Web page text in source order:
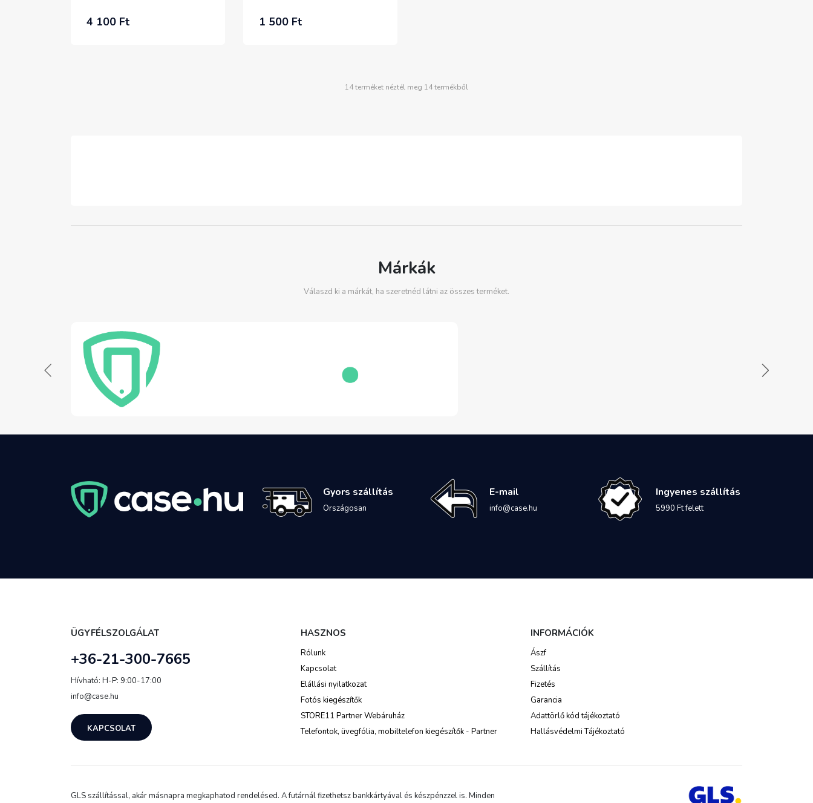
4 100 Ft 1 500 Ft
14 terméket néztél meg 14 termékből
Márkák
Válaszd ki a márkát, ha szeretnéd látni az összes terméket.
Gyors szállítás
Országosan
E-mail
info@case.hu
Ingyenes szállítás
5990 Ft felett
ÜGYFÉLSZOLGÁLAT
+36-21-300-7665
Hívható: H-P: 9:00-17:00
info@case.hu
KAPCSOLAT
HASZNOS
Rólunk
Kapcsolat
Elállási nyilatkozat
Fotós kiegészítők
STORE11 Partner Webáruház
Telefontok, üvegfólia, mobiltelefon kiegészítők - Partner
INFORMÁCIÓK
Ászf
Szállítás
Fizetés
Garancia
Adattörlő kód tájékoztató
Hallásvédelmi Tájékoztató
GLS szállítással, akár másnapra megkaphatod rendelésed. A futárnál fizethetsz bankkártyával és készpénzzel is. Minden